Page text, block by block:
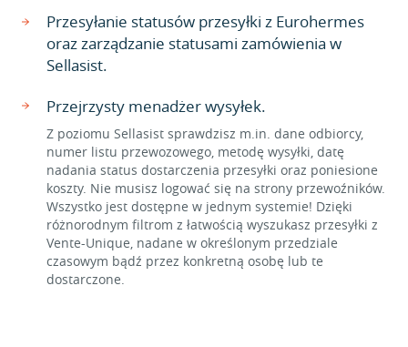
Przesyłanie statusów przesyłki z Eurohermes
oraz zarządzanie statusami zamówienia w
Sellasist.
Przejrzysty menadżer wysyłek.
Z poziomu Sellasist sprawdzisz m.in. dane odbiorcy,
numer listu przewozowego, metodę wysyłki, datę
nadania status dostarczenia przesyłki oraz poniesione
koszty. Nie musisz logować się na strony przewoźników.
Wszystko jest dostępne w jednym systemie! Dzięki
różnorodnym filtrom z łatwością wyszukasz przesyłki z
Vente-Unique, nadane w określonym przedziale
czasowym bądź przez konkretną osobę lub te
dostarczone.